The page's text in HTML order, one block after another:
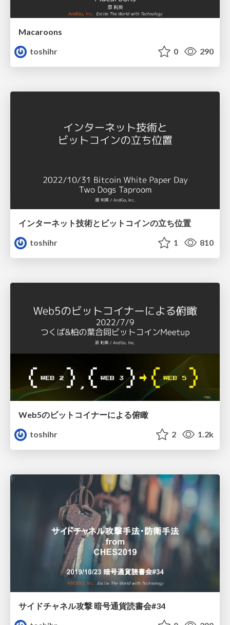
Macaroons
toshihr
0 290
インターネット技術とビットコインの立ち位置
toshihr
1 810
Web5のビットコイナーによる俯瞰
toshihr
2 1.2k
サイドチャネル攻撃 暗号通貨読書会#34